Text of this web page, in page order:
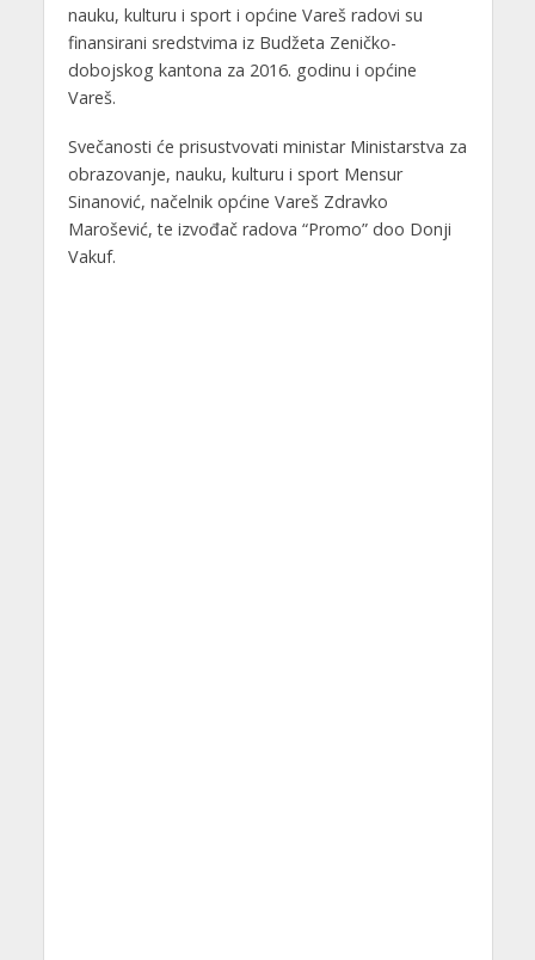
nauku, kulturu i sport i općine Vareš radovi su
finansirani sredstvima iz Budžeta Zeničko-
dobojskog kantona za 2016. godinu i općine
Vareš.
Svečanosti će prisustvovati ministar Ministarstva za
obrazovanje, nauku, kulturu i sport Mensur
Sinanović, načelnik općine Vareš Zdravko
Marošević, te izvođač radova “Promo” doo Donji
Vakuf.